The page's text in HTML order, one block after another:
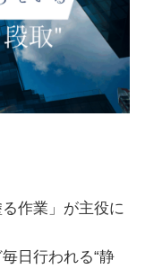
作業」が主役に
日行われる“静